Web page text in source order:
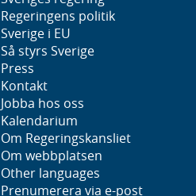
Regeringens politik
Sverige i EU
Så styrs Sverige
Press
Kontakt
Jobba hos oss
Kalendarium
Om Regeringskansliet
Om webbplatsen
Other languages
Prenumerera via e-post